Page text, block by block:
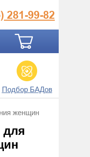
281-99-82
Подбор БАДов
женщин
для